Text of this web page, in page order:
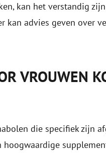
kan het verstandig
kan advies geven over
VROUWEN
die specifiek zijn